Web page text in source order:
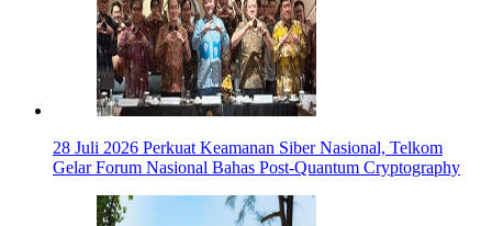
28 Juli 2026 Perkuat Keamanan Siber Nasional, Telkom
Gelar Forum Nasional Bahas Post-Quantum Cryptography